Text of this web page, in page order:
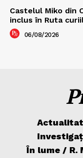
Castelul Miko din
inclus în Ruta
06/08/2026
În lume / R.